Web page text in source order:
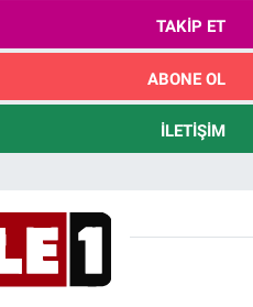
TAKIP ET
ABONE OL
İLETIŞIM